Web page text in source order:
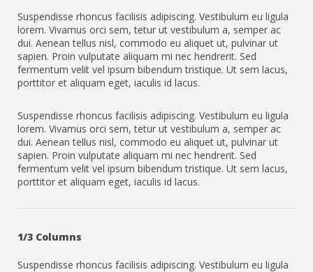
INFRASTRUCTURE
DATA STORAGE
CONTACT US
Suspendisse rhoncus facilisis adipiscing. Vestibulum eu ligula
lorem. Vivamus orci sem, tetur ut vestibulum a, semper ac
dui. Aenean tellus nisl, commodo eu aliquet ut, pulvinar ut
sapien. Proin vulputate aliquam mi nec hendrerit. Sed
fermentum velit vel ipsum bibendum tristique. Ut sem lacus,
porttitor et aliquam eget, iaculis id lacus.
Suspendisse rhoncus facilisis adipiscing. Vestibulum eu ligula
lorem. Vivamus orci sem, tetur ut vestibulum a, semper ac
dui. Aenean tellus nisl, commodo eu aliquet ut, pulvinar ut
sapien. Proin vulputate aliquam mi nec hendrerit. Sed
fermentum velit vel ipsum bibendum tristique. Ut sem lacus,
porttitor et aliquam eget, iaculis id lacus.
1/3 Columns
Suspendisse rhoncus facilisis adipiscing. Vestibulum eu ligula